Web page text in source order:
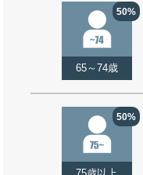
50%
65～74歳
50%